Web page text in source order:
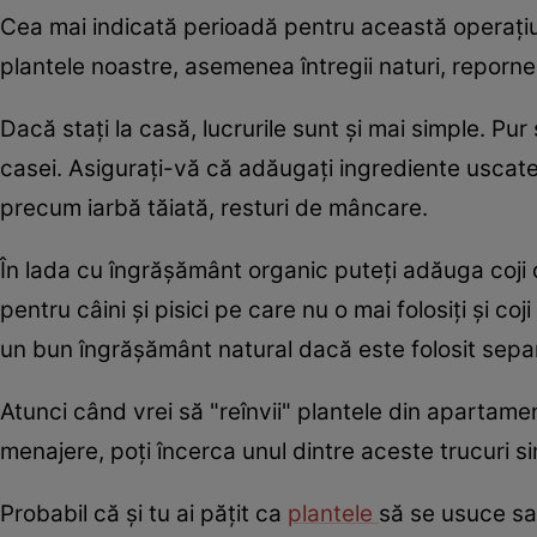
Cea mai indicată perioadă pentru această
plantele noastre, asemenea întregii naturi,
Dacă staţi la casă, lucrurile sunt şi mai simple.
casei. Asiguraţi-vă că adăugaţi ingrediente
precum iarbă tăiată, resturi de mâncare.
În lada cu îngrăşământ organic puteţi adăuga
pentru câini şi pisici pe care nu o mai folosiţi şi
un bun îngrăşământ natural dacă este folosit
Atunci când vrei să "reînvii" plantele din
menajere, poţi încerca unul dintre aceste trucuri
Probabil că şi tu ai păţit ca plantele să se usuce